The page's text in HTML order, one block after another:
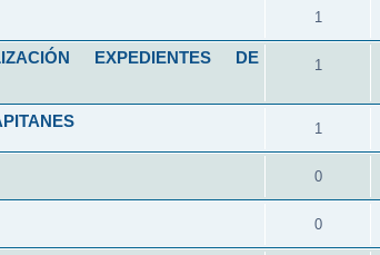
1
EXPEDIENTES DE
1
1
0
0